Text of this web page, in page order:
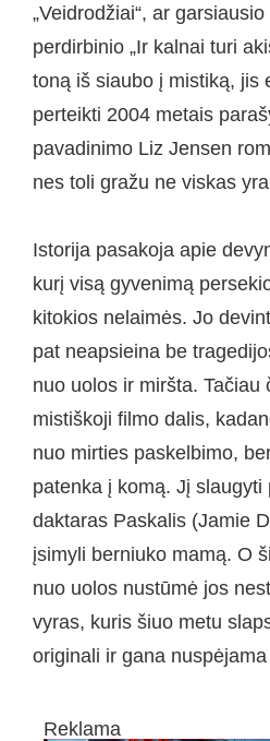
„Veidrodžiai“, ar
perdirbinio „Ir kalnai turi
toną iš siaubo į mistiką, jis
perteikti 2004 metais
pavadinimo Liz Jensen
nes toli gražu ne viskas
Istorija pasakoja apie
kurį visą gyvenimą
kitokios nelaimės. Jo
pat neapsieina be
nuo uolos ir miršta. Tačiau
mistiškoji filmo dalis,
nuo mirties paskelbimo,
patenka į komą. Jį slaugyti
daktaras Paskalis (Jamie
įsimyli berniuko mamą. O
nuo uolos nustūmė jos
vyras, kuris šiuo metu
originali ir gana
Reklama